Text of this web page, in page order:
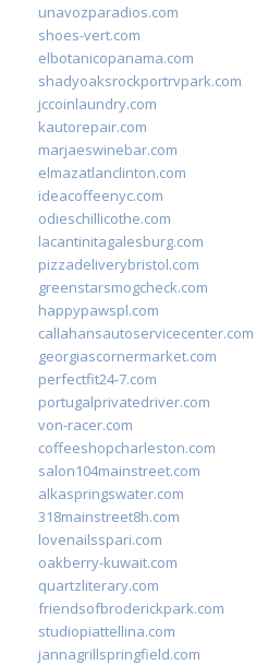
unavozparadios.com
shoes-vert.com
elbotanicopanama.com
shadyoaksrockportrvpark.com
jccoinlaundry.com
kautorepair.com
marjaeswinebar.com
elmazatlanclinton.com
ideacoffeenyc.com
odieschillicothe.com
lacantinitagalesburg.com
pizzadeliverybristol.com
greenstarsmogcheck.com
happypawspl.com
callahansautoservicecenter.com
georgiascornermarket.com
perfectfit24-7.com
portugalprivatedriver.com
von-racer.com
coffeeshopcharleston.com
salon104mainstreet.com
alkaspringswater.com
318mainstreet8h.com
lovenailsspari.com
oakberry-kuwait.com
quartzliterary.com
friendsofbroderickpark.com
studiopiattellina.com
jannagrillspringfield.com